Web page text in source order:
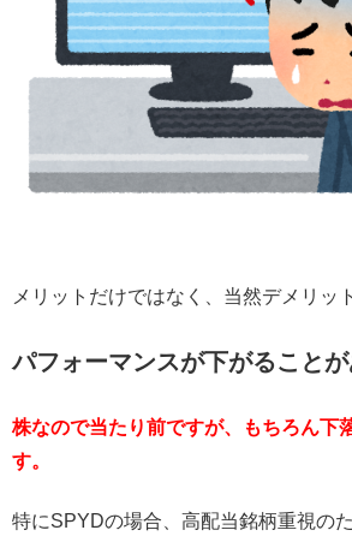
メリットだけではなく、当然デメリッ
パフォーマンスが下がることが
株なので当たり前ですが、もちろん下
す。
特にSPYDの場合、高配当銘柄重視の